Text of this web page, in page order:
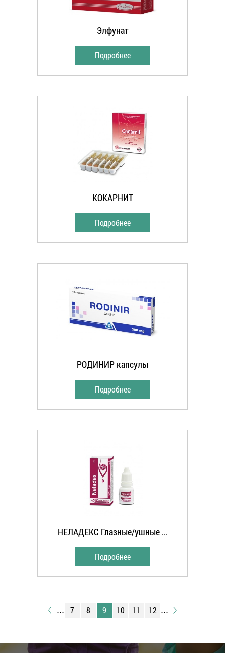
Элфунат
Подробнее
КОКАРНИТ
Подробнее
РОДИНИР капсулы
Подробнее
НЕЛАДЕКС Глазные/ушные ...
Подробнее
... 7 8 9 10 11 12 ...